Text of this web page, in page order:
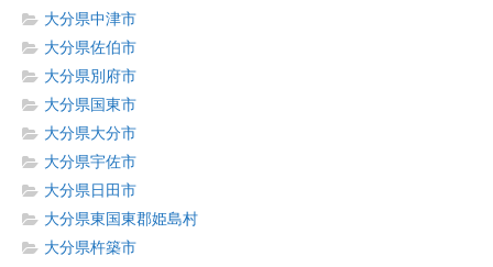
大分県中津市
大分県佐伯市
大分県別府市
大分県国東市
大分県大分市
大分県宇佐市
大分県日田市
大分県東国東郡姫島村
大分県杵築市